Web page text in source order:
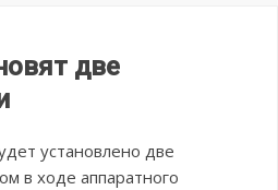
две
установлено две
в ходе аппаратного